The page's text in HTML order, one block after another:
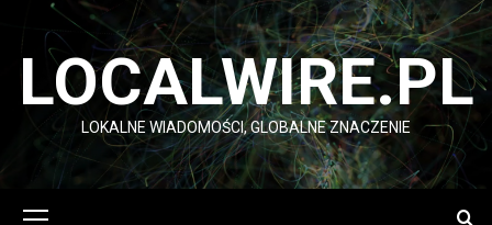
Przejdź
LOCALWIRE.PL
LOKALNE WIADOMOŚCI, GLOBALNE ZNACZENIE